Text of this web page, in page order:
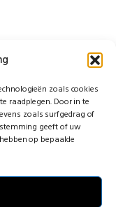
zoals cookies
raadplegen. Door in te
zoals surfgedrag of
geeft of uw
op bepaalde
organiseren van
congres, bedoelt vaak
is simpel – eerder dan je
routing,
als iedereen al licht
voor event branding